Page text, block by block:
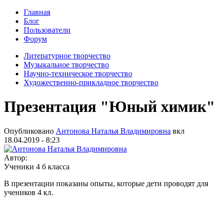
Главная
Блог
Пользователи
Форум
Литературное творчество
Музыкальное творчество
Научно-техническое творчество
Художественно-прикладное творчество
Презентация "Юный химик"
Опубликовано Антонова Наталья Владимировна вкл
18.04.2019 - 8:23
Автор:
Ученики 4 б класса
В презентации показаны опыты, которые дети проводят для
учеников 4 кл.